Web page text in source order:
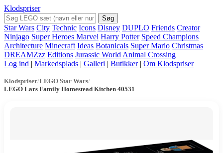
Klodspriser
Søg
Star Wars City Technic Icons Disney DUPLO Friends Creator
Ninjago Super Heroes Marvel Harry Potter Speed Champions
Architecture Minecraft Ideas Botanicals Super Mario Christmas
DREAMZzz Editions Jurassic World Animal Crossing
Log ind | Markedsplads | Galleri | Butikker | Om Klodspriser
Klodspriser/LEGO Star Wars/
LEGO Lars Family Homestead Kitchen 40531